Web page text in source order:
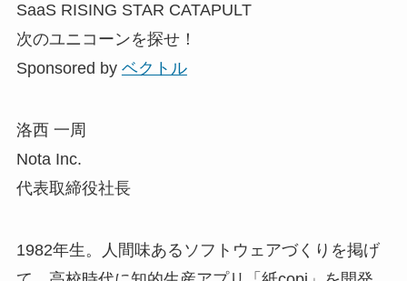
SaaS RISING STAR CATAPULT
次のユニコーンを探せ！
Sponsored by ベクトル
洛西 一周
Nota Inc.
代表取締役社長
1982年生。人間味あるソフトウェアづくりを掲げ